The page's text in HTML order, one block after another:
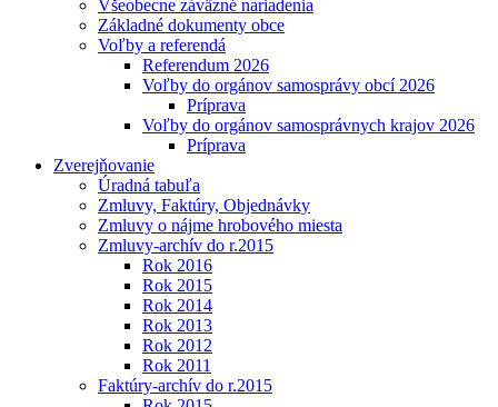
Všeobecne záväzné nariadenia
Základné dokumenty obce
Voľby a referendá
Referendum 2026
Voľby do orgánov samosprávy obcí 2026
Príprava
Voľby do orgánov samosprávnych krajov 2026
Príprava
Zverejňovanie
Úradná tabuľa
Zmluvy, Faktúry, Objednávky
Zmluvy o nájme hrobového miesta
Zmluvy-archív do r.2015
Rok 2016
Rok 2015
Rok 2014
Rok 2013
Rok 2012
Rok 2011
Faktúry-archív do r.2015